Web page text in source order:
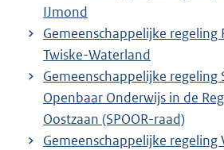
IJmond
Gemeenschappelijke regeling
Twiske-Waterland
Gemeenschappelijke regeling
Openbaar Onderwijs in de
Oostzaan (SPOOR-raad)
Gemeenschappelijke regeling